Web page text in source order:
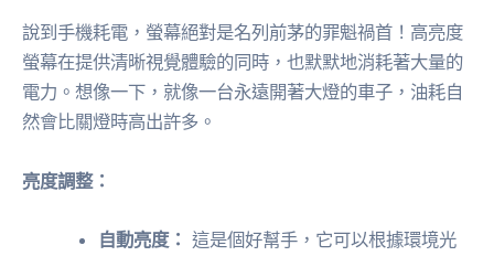
說到手機耗電，螢幕絕對是名列前茅的罪魁禍首！高亮度
螢幕在提供清晰視覺體驗的同時，也默默地消耗著大量的
電力。想像一下，就像一台永遠開著大燈的車子，油耗自
然會比關燈時高出許多。
亮度調整：
自動亮度： 這是個好幫手，它可以根據環境光